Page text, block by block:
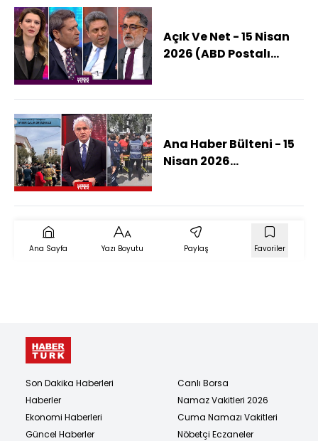
Açık Ve Net - 15 Nisan
2026 (ABD Postalı
Ana Haber Bülteni - 15
Nisan 2026
Ana Sayfa Yazı Boyutu Paylaş Favoriler
Son Dakika Haberleri
Haberler
Ekonomi Haberleri
Güncel Haberler
Canlı Borsa
Namaz Vakitleri 2026
Cuma Namazı Vakitleri
Nöbetçi Eczaneler